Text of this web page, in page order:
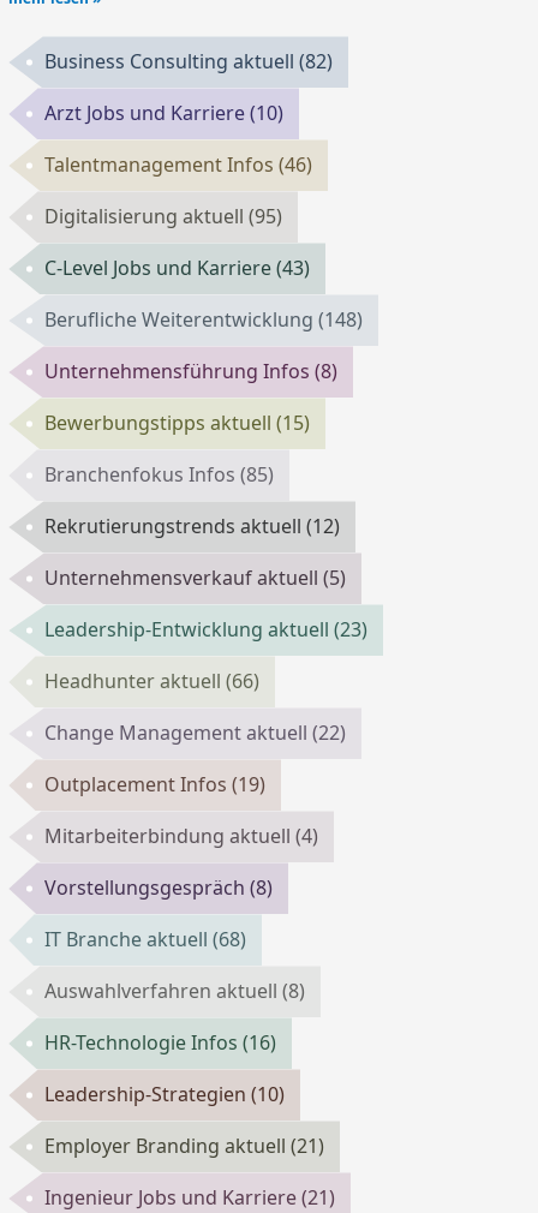
Business Consulting aktuell(82)
Arzt Jobs und Karriere(10)
Talentmanagement Infos(46)
Digitalisierung aktuell(95)
C-Level Jobs und Karriere(43)
Berufliche Weiterentwicklung(148)
Unternehmensführung Infos(8)
Bewerbungstipps aktuell(15)
Branchenfokus Infos(85)
Rekrutierungstrends aktuell(12)
Unternehmensverkauf aktuell(5)
Leadership-Entwicklung aktuell(23)
Headhunter aktuell(66)
Change Management aktuell(22)
Outplacement Infos(19)
Mitarbeiterbindung aktuell(4)
Vorstellungsgespräch(8)
IT Branche aktuell(68)
Auswahlverfahren aktuell(8)
HR-Technologie Infos(16)
Leadership-Strategien(10)
Employer Branding aktuell(21)
Ingenieur Jobs und Karriere(21)